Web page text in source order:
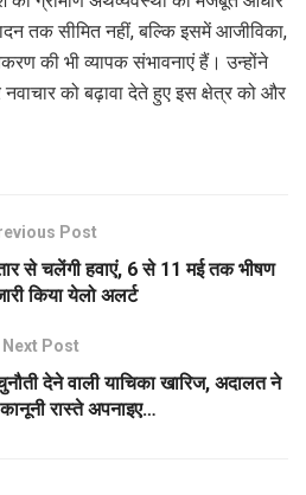
तक सीमित नहीं, बल्कि इसमें आजीविका,
की भी व्यापक संभावनाएं हैं। उन्होंने
को बढ़ावा देते हुए इस क्षेत्र को और
Post
से चलेंगी हवाएं, 6 से 11 मई तक भीषण
किया येलो अलर्ट
Next Post
देने वाली याचिका खारिज, अदालत ने
रास्‍ते अपनाइए…